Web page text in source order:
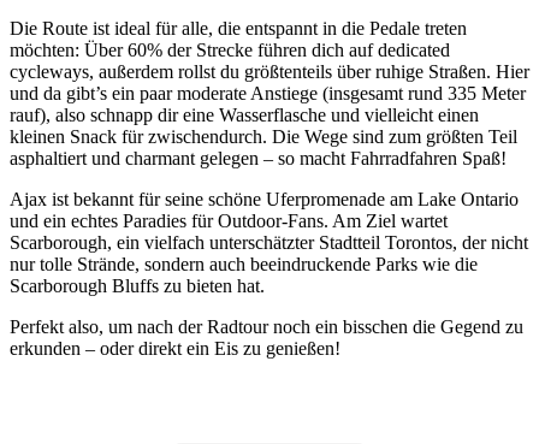
Die Route ist ideal für alle, die entspannt in die Pedale treten
möchten: Über 60% der Strecke führen dich auf dedicated
cycleways, außerdem rollst du größtenteils über ruhige Straßen. Hier
und da gibt’s ein paar moderate Anstiege (insgesamt rund 335 Meter
rauf), also schnapp dir eine Wasserflasche und vielleicht einen
kleinen Snack für zwischendurch. Die Wege sind zum größten Teil
asphaltiert und charmant gelegen – so macht Fahrradfahren Spaß!
Ajax ist bekannt für seine schöne Uferpromenade am Lake Ontario
und ein echtes Paradies für Outdoor-Fans. Am Ziel wartet
Scarborough, ein vielfach unterschätzter Stadtteil Torontos, der nicht
nur tolle Strände, sondern auch beeindruckende Parks wie die
Scarborough Bluffs zu bieten hat.
Perfekt also, um nach der Radtour noch ein bisschen die Gegend zu
erkunden – oder direkt ein Eis zu genießen!